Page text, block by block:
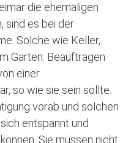
die ehemaligen
sind es bei der
Solche wie Keller,
Garten. Beauftragen
einer
so wie sie sein sollte.
vorab und solchen
entspannt und
Sie müssen nicht